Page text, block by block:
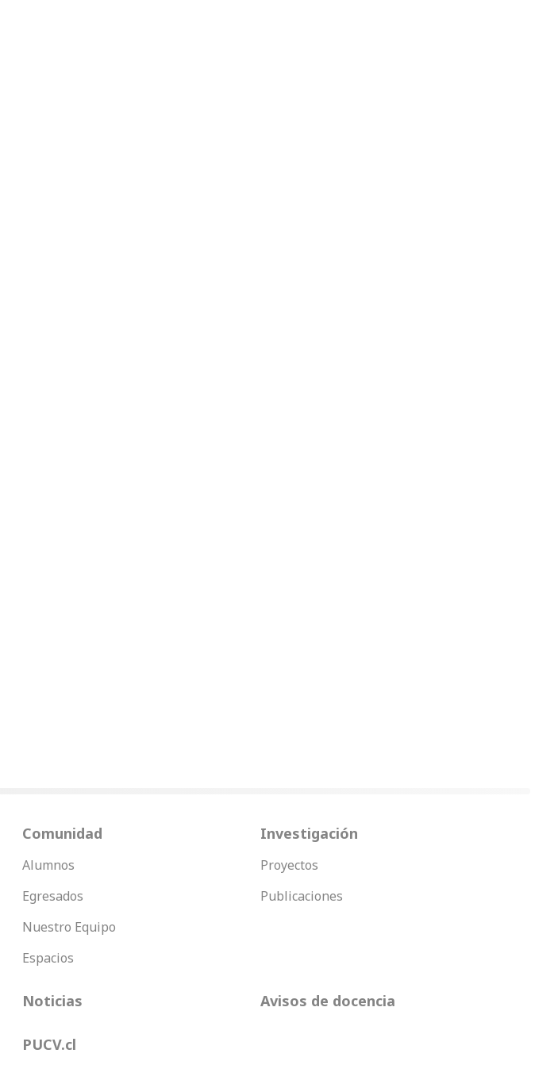
Comunidad
Alumnos
Egresados
Nuestro Equipo
Espacios
Investigación
Proyectos
Publicaciones
Noticias Avisos de docencia
PUCV.cl